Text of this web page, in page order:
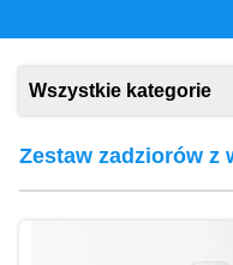
Wszystkie kategorie
Zestaw zadziorów z